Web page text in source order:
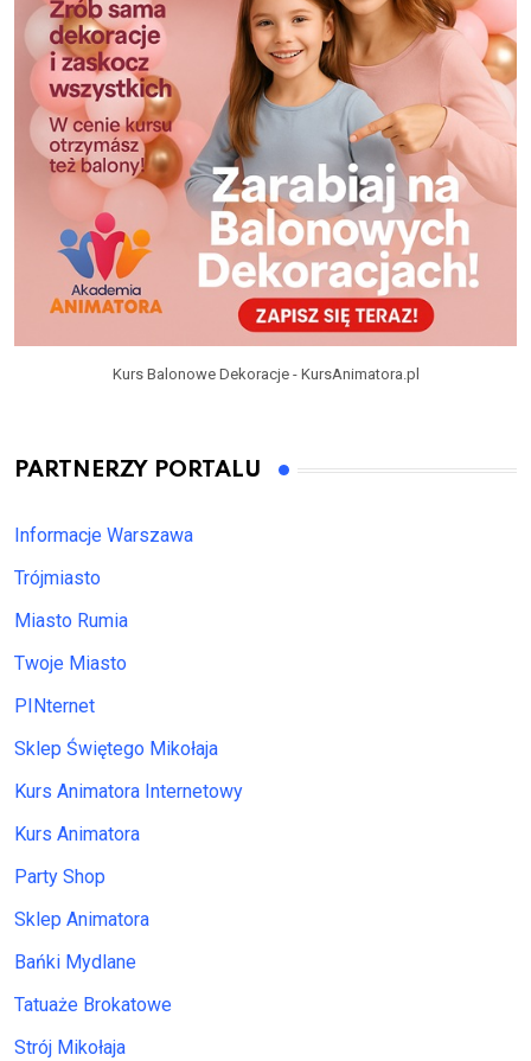
Kurs Balonowe Dekoracje - KursAnimatora.pl
PARTNERZY PORTALU
Informacje Warszawa
Trójmiasto
Miasto Rumia
Twoje Miasto
PINternet
Sklep Świętego Mikołaja
Kurs Animatora Internetowy
Kurs Animatora
Party Shop
Sklep Animatora
Bańki Mydlane
Tatuaże Brokatowe
Strój Mikołaja